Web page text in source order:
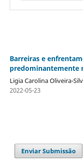
Barreiras e
predominantemente
Ligia Carolina Oliveira-
2022-05-23
Enviar Submissão